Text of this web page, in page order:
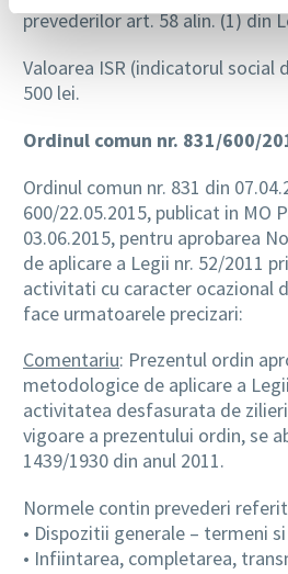
prevederilor art. 58 alin. (1) din
Valoarea ISR (indicatorul social
500 lei.
Ordinul comun nr. 831/600/
Ordinul comun nr. 831 din
600/22.05.2015, publicat in MO
03.06.2015, pentru aprobarea
de aplicare a Legii nr. 52/2011
activitati cu caracter ocazional
face urmatoarele precizari:
Comentariu: Prezentul ordin
metodologice de aplicare a
activitatea desfasurata de
vigoare a prezentului ordin, se
1439/1930 din anul 2011.
Normele contin prevederi
• Dispozitii generale – termeni
• Infiintarea, completarea,